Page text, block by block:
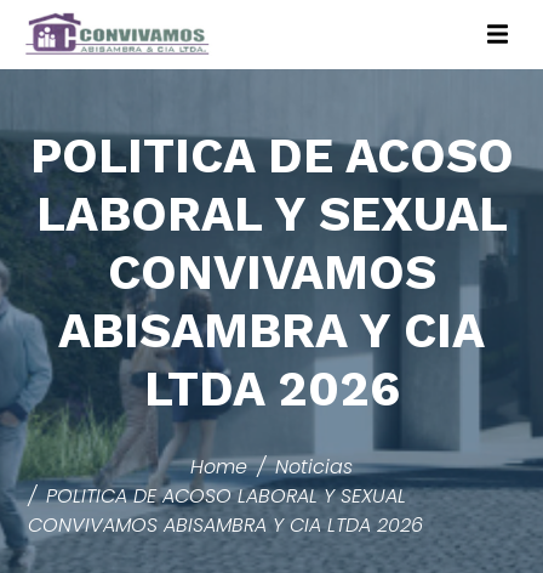
POLITICA DE ACOSO
LABORAL Y SEXUAL
CONVIVAMOS
ABISAMBRA Y CIA
LTDA 2026
Home
Noticias
POLITICA DE ACOSO LABORAL Y SEXUAL
CONVIVAMOS ABISAMBRA Y CIA LTDA 2026